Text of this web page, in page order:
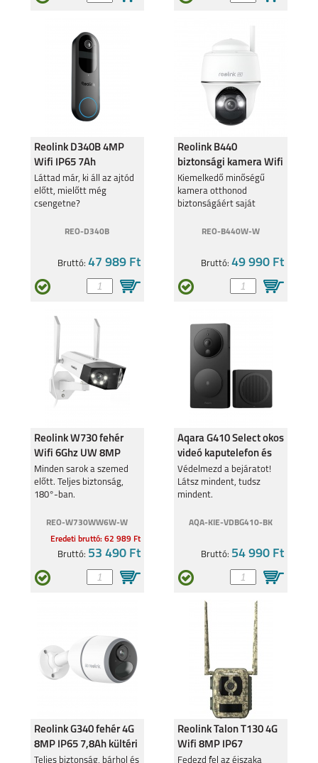
SAMSUNG GALAXY
SAMSUNG GALAXY
SAMSUNG GALAXY
SAMSUNG GALAXY
SAMSUNG GALAXY
S23 ULTRA
SAMSUNG GALAXY
S23+
SAMSUNG GALAXY
SAMSUNG GALAXY
A04S
Reolink D340B 4MP
Wifi IP65 7Ah
akkumulátoros
kaputelefon
Láttad már, ki áll az ajtód
előtt, mielőtt még
csengetne?
REO-D340B
Bruttó: 47 989 Ft
Reolink B440
biztonsági kamera Wifi
4K 8MP
Kiemelkedő minőségű
kamera otthonod
biztonságáért saját
REO-B440W-W
Bruttó:49 990 Ft
Reolink W730 fehér
Wifi 6Ghz UW 8MP
IP66 kültéri kamera
Minden sarok a szemed
előtt. Teljes biztonság,
180°-ban.
REO-W730WW6W-W
Eredeti bruttó: 62 989 Ft
Bruttó: 53 490 Ft
Aqara G410 Select okos
videó kaputelefon és
hub, fekete
Védelmezd a bejáratot!
Látsz mindent, tudsz
mindent.
AQA-KIE-VDBG410-BK
Bruttó: 54 990 Ft
Reolink G340 fehér 4G
8MP IP65 7,8Ah kültéri
kamera
Teljes biztonság, bárhol és
Reolink Talon T130 4G
Wifi 8MP IP67
terepmintás kültéri
Fedezd fel az éjszaka